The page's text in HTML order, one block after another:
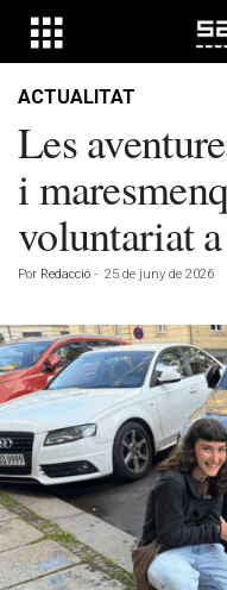
ACTUALITAT
Les
i
voluntariat
Por Redacció - 25 de juny de 2026